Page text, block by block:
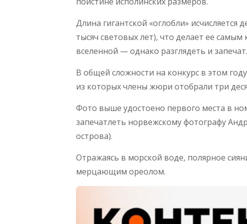
Длина гигантской «оглобли»
тысяч световых лет), что делает ее
вселенной — однако разглядеть и
В общей сложности на конкурс в этом
из которых члены жюри отобрали три
Фото выше удостоено первого места в
запечатлеть норвежскому фотографу
острова).
Отражаясь в морской воде, полярное
мерцающим ореолом.